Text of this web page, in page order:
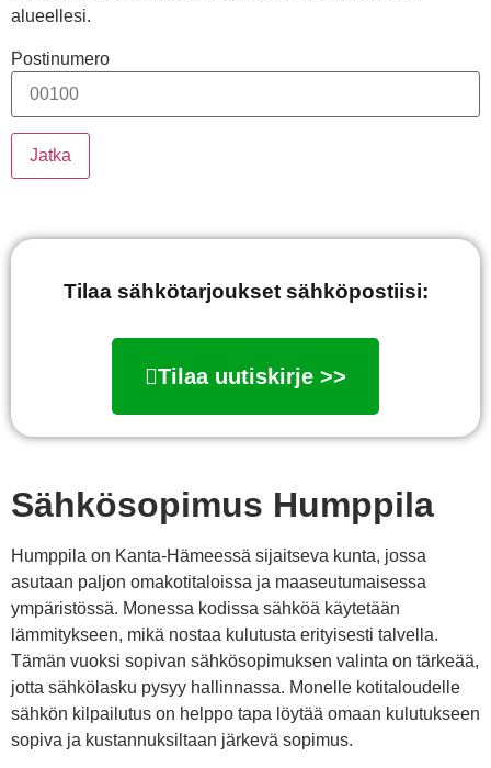
alueellesi.
Postinumero
Jatka
Tilaa sähkötarjoukset sähköpostiisi:
Tilaa uutiskirje >>
Sähkösopimus Humppila
Humppila on Kanta-Hämeessä sijaitseva kunta, jossa
asutaan paljon omakotitaloissa ja maaseutumaisessa
ympäristössä. Monessa kodissa sähköä käytetään
lämmitykseen, mikä nostaa kulutusta erityisesti talvella.
Tämän vuoksi sopivan sähkösopimuksen valinta on tärkeää,
jotta sähkölasku pysyy hallinnassa. Monelle kotitaloudelle
sähkön kilpailutus on helppo tapa löytää omaan kulutukseen
sopiva ja kustannuksiltaan järkevä sopimus.